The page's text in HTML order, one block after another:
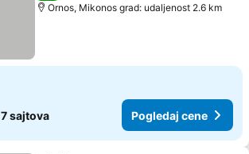
Ornos, Mikonos grad: udaljenost 2.6 km
7 sajtova Pogledaj cene